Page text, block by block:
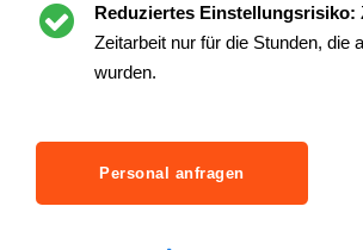
Reduziertes Einstellungsrisiko:
Zeitarbeit nur für die Stunden, die
wurden.
Personal anfragen